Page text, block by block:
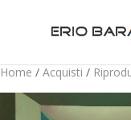
Home / Acquisti /